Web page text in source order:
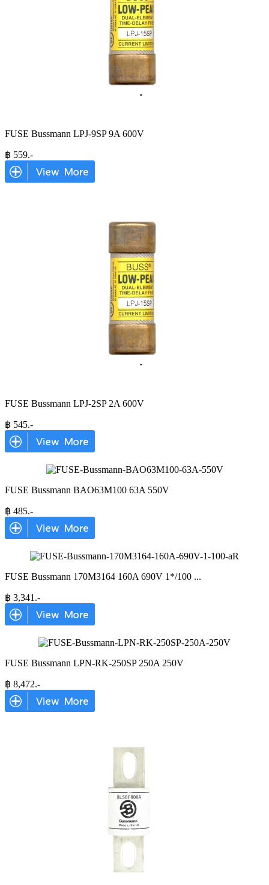
FUSE Bussmann LPJ-9SP 9A 600V
฿ 559.-
FUSE Bussmann LPJ-2SP 2A 600V
฿ 545.-
FUSE Bussmann BAO63M100 63A 550V
฿ 485.-
FUSE Bussmann 170M3164 160A 690V 1*/100 ...
฿ 3,341 .-
FUSE Bussmann LPN-RK-250SP 250A 250V
฿ 8,472.-